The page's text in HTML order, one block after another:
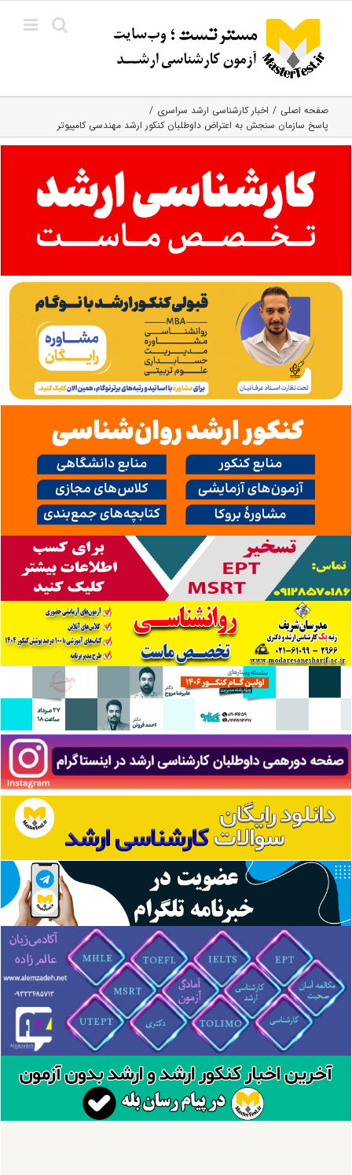
content
صفحه اصلی
اخبار کارشناسی ارشد سراسری
پاسخ سازمان سنجش به اعتراض داوطلبان کنکور ارشد مهندسی کامپیوتر